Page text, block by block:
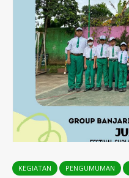
KEGIATAN PENGUMUMAN